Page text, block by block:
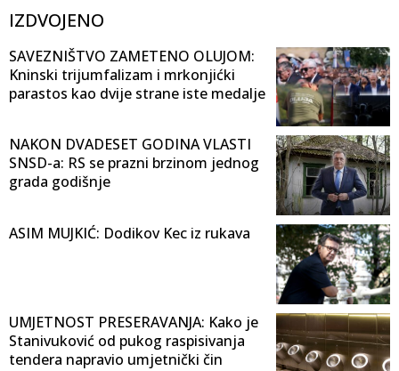
IZDVOJENO
SAVEZNIŠTVO ZAMETENO OLUJOM:
Kninski trijumfalizam i mrkonjićki
parastos kao dvije strane iste medalje
NAKON DVADESET GODINA VLASTI
SNSD-a: RS se prazni brzinom jednog
grada godišnje
ASIM MUJKIĆ: Dodikov Kec iz rukava
UMJETNOST PRESERAVANJA: Kako je
Stanivuković od pukog raspisivanja
tendera napravio umjetnički čin